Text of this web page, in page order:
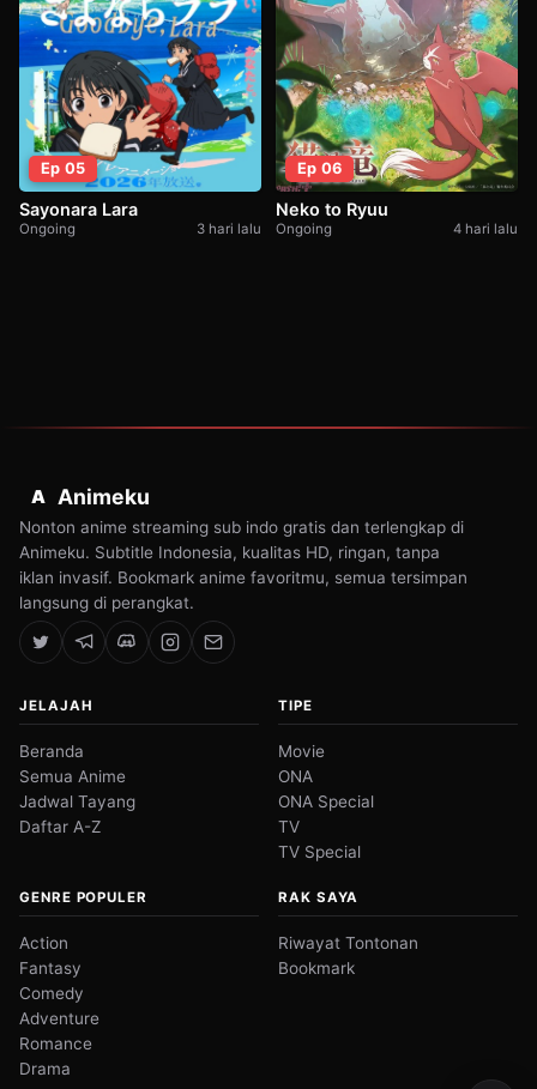
Ep 05
Sayonara Lara
Ongoing 3 hari lalu
Ep 06
Neko to Ryuu
Ongoing 4 hari lalu
A Animeku
Nonton anime streaming sub indo gratis dan terlengkap di
Animeku. Subtitle Indonesia, kualitas HD, ringan, tanpa
iklan invasif. Bookmark anime favoritmu, semua tersimpan
langsung di perangkat.
JELAJAH
Beranda
Semua Anime
Jadwal Tayang
Daftar A-Z
TIPE
Movie
ONA
ONA Special
TV
TV Special
GENRE POPULER
Action
Fantasy
Comedy
Adventure
Romance
Drama
RAK SAYA
Riwayat Tontonan
Bookmark